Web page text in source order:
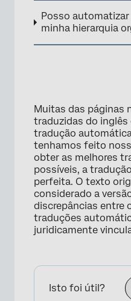
Posso
minha hierarquia
Muitas das páginas
traduzidas do inglês
tradução
tenhamos feito
obter as melhores
possíveis, a
perfeita. O texto
considerado a
discrepâncias entre
traduções
juridicamente
Isto foi útil?